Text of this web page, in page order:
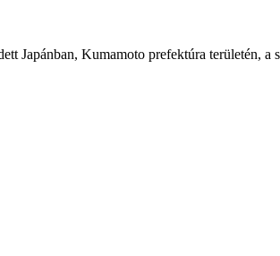
Japánban, Kumamoto prefektúra területén, a